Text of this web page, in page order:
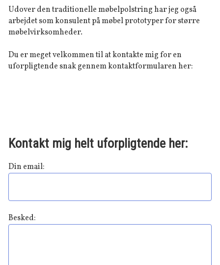
Udover den traditionelle møbelpolstring har jeg også
arbejdet som konsulent på møbel prototyper for større
møbelvirksomheder.
Du er meget velkommen til at kontakte mig for en
uforpligtende snak gennem kontaktformularen her:
Kontakt mig helt uforpligtende her:
Din email:
Besked: